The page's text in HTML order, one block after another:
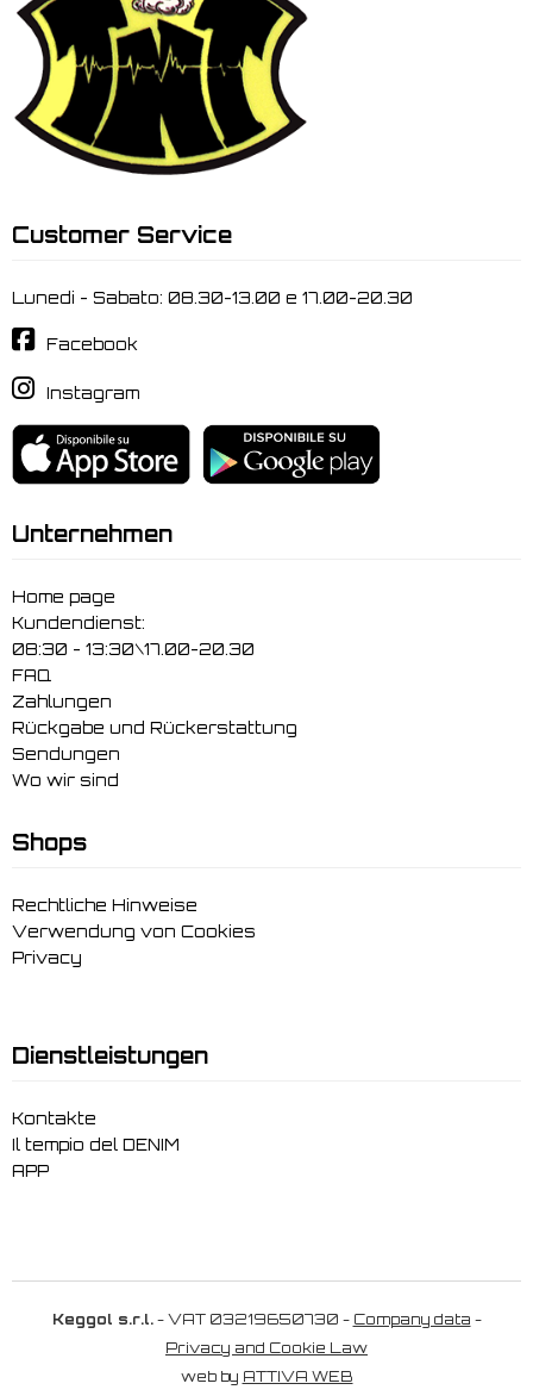
Customer Service
Lunedi - Sabato: 08.30-13.00 e 17.00-20.30
Facebook
Instagram
Unternehmen
Home page
Kundendienst:
08:30 - 13:30\17.00-20.30
FAQ
Zahlungen
Rückgabe und Rückerstattung
Sendungen
Wo wir sind
Shops
Rechtliche Hinweise
Verwendung von Cookies
Privacy
Dienstleistungen
Kontakte
Il tempio del DENIM
APP
Keggol s.r.l.- VAT 03219650730 - Company data -
Privacy and Cookie Law
web by ATTIVA WEB